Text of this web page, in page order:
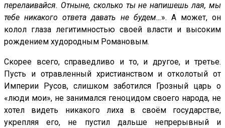
перелаивайся. Отныне, сколько ты не напишешь лая, мы
тебе никакого ответа давать не будем…». А может, он
колол глаза легитимностью своей власти и высоким
рождением худородным Романовым.
Скорее всего, справедливо и то, и другое, и третье.
Пусть и отравленный христианством и отколотый от
Империи Русов, слишком заботился Грозный царь о
«люди мои», не занимался геноцидом своего народа, не
хотел видеть никакого лиха в своём государстве,
укрепляя его, не пустил дальше непрерывный и